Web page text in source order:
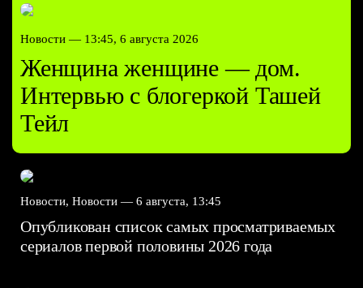
Новости — 13:45, 6 августа 2026
Женщина женщине — дом.
Интервью с блогеркой Ташей
Тейл
Новости, Новости — 6 августа, 13:45
Опубликован список самых просматриваемых
сериалов первой половины 2026 года